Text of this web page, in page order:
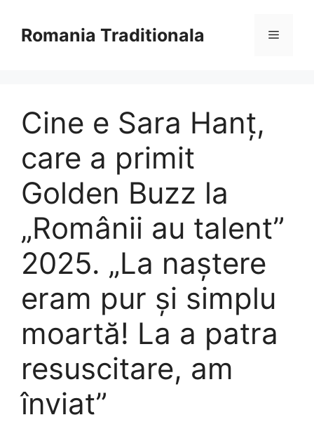
conținutRomania Traditionala Meniu
Cine e Sara Hanț,
care a primit
Golden Buzz la
„Românii au talent”
2025. „La naștere
eram pur și simplu
moartă! La a patra
resuscitare, am
înviat”